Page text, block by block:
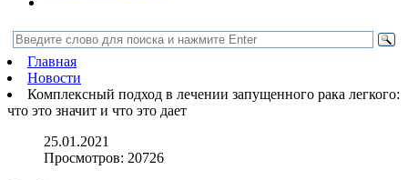
Главная
Новости
Комплексный подход в лечении запущенного рака легкого:
что это значит и что это дает
25.01.2021
Просмотров: 20726